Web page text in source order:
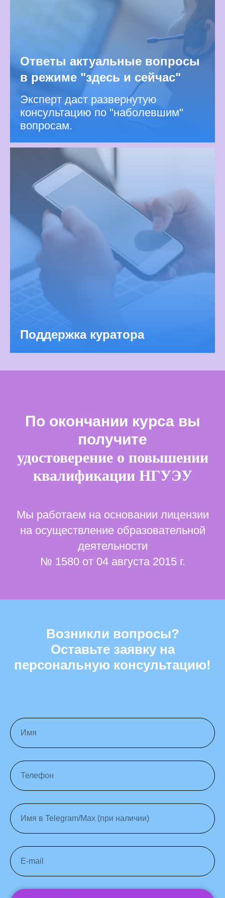
Ответы актуальные вопросы
в режиме "здесь и сейчас"
Эксперт даст развернутую
консультацию по "наболевшим"
вопросам.
Поддержка куратора
По окончании курса вы
получите
удостоверение о повышении
квалификации НГУЭУ
Мы работаем на основании лицензии
на осуществление образовательной
деятельности
№ 1580 от 04 августа 2015 г.
Возникли вопросы?
Оставьте заявку на
персональную консультацию!